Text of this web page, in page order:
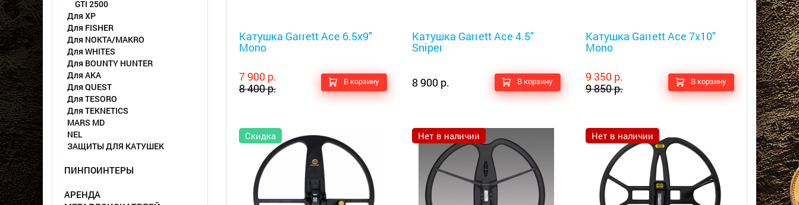
GTI 2500
Для XP
Для FISHER
Для NOKTA/MAKRO
Для WHITES
Для BOUNTY HUNTER
Для АКА
Для QUEST
Для TESORO
Для TEKNETICS
MARS MD
NEL
ЗАЩИТЫ ДЛЯ КАТУШЕК
ПИНПОИНТЕРЫ
АРЕНДА
Катушка Garrett Ace 6.5x9"
Mono
7 900 р.
8 400 р.
В корзину
Катушка Garrett Ace 4.5"
Sniper
8 900 р. В корзину
Катушка Garrett Ace 7x10"
Mono
9 350 р.
9 850 р.
В корзину
Скидка Нет в наличии Нет в наличии